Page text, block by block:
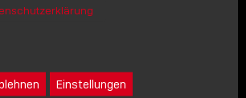
Dann schicken Sie uns gerne eine
Einstellungen